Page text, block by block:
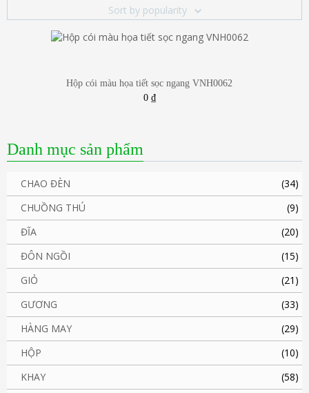
Sort by popularity
Hộp cói màu họa tiết sọc ngang VNH0062
0 ₫
Danh mục sản phẩm
CHAO ĐÈN
(34)
CHUỒNG THÚ
(9)
ĐĨA
(20)
ĐÔN NGỒI
(15)
GIỎ
(21)
GƯƠNG
(33)
HÀNG MAY
(29)
HỘP
(10)
KHAY
(58)